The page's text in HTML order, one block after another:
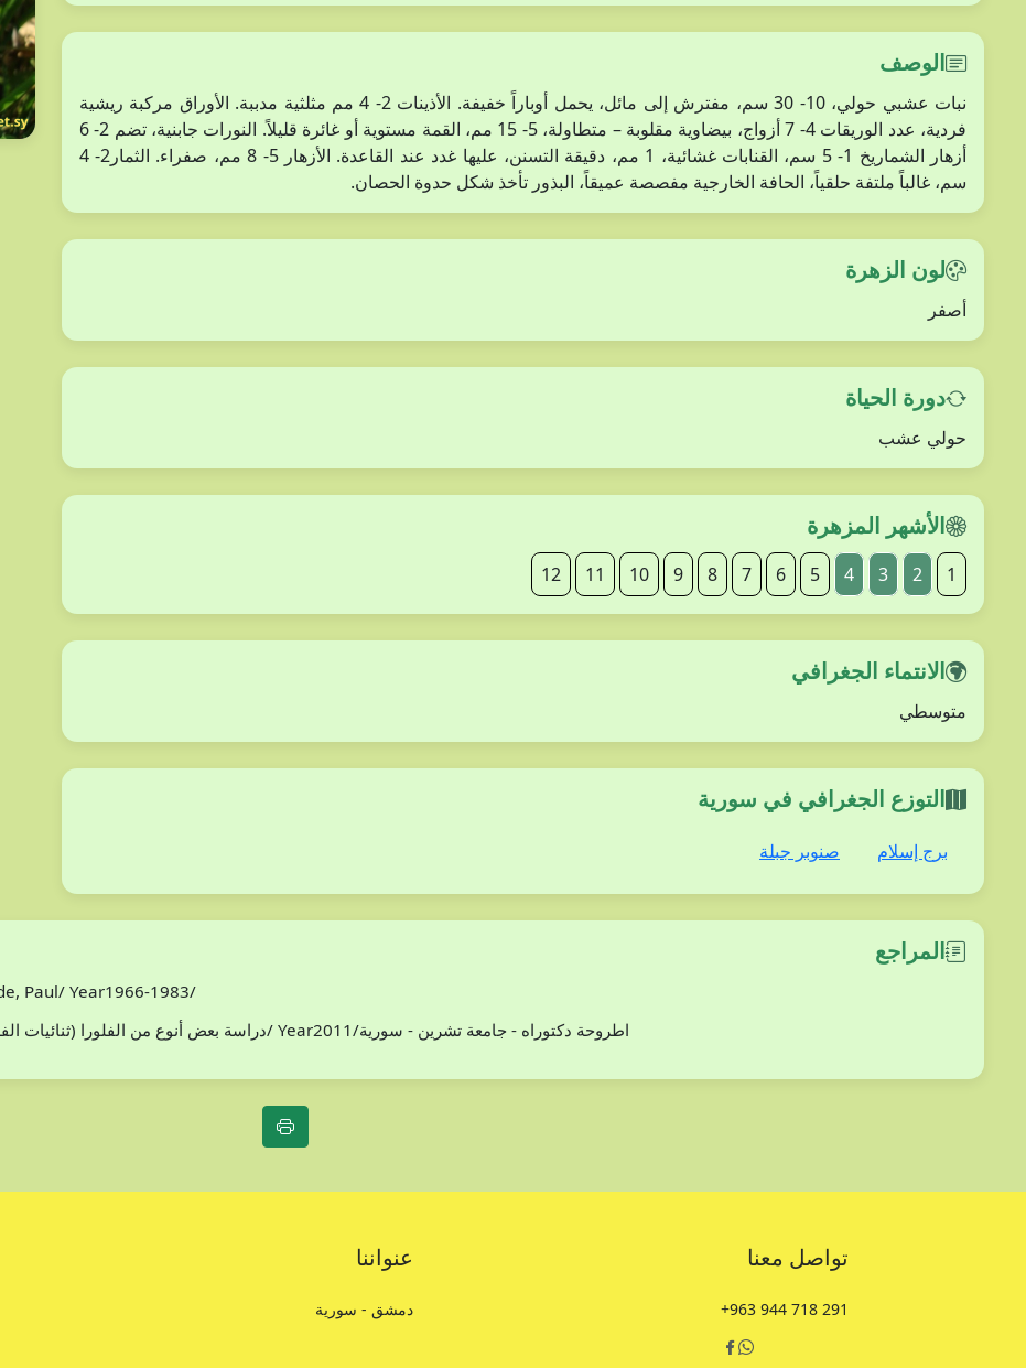
الوصف
نبات عشبي حولي، 10- 30 سم، مفترش إلى مائل، يحمل أوباراً خفيفة. الأذينات 2- 4 مم مثلثية مدببة. الأوراق مركبة ريشية
فردية، عدد الوريقات 4- 7 أزواج، بيضاوية مقلوبة – متطاولة، 5- 15 مم، القمة مستوية أو غائرة قليلاً. النورات جابنية، تضم 2- 6
أزهار الشماريخ 1- 5 سم، القنابات غشائية، 1 مم، دقيقة التسنن، عليها غدد عند القاعدة. الأزهار 5- 8 مم، صفراء. الثمار2- 4
سم، غالباً ملتفة حلقياً، الحافة الخارجية مفصصة عميقاً، البذور تأخذ شكل حدوة الحصان.
لون الزهرة
أصفر
دورة الحياة
حولي عشب
الأشهر المزهرة
1
2
3
4
5
6
7
8
9
10
11
12
الانتماء الجغرافي
متوسطي
التوزع الجغرافي في سورية
برج إسلام صنوبر جبلة
المراجع
Paul/ Year1966-1983/
دراسة بعض أنوع من الفلورا (ثنائيات الفلقة) في محافظة اللاذقية/ سوريا/محمد هادي مخلوف/ Year2011/اطروحة دكتوراه - جامعة تشرين - سورية
عنواننا
دمشق - سورية
تواصل معنا
+963 944 718 291